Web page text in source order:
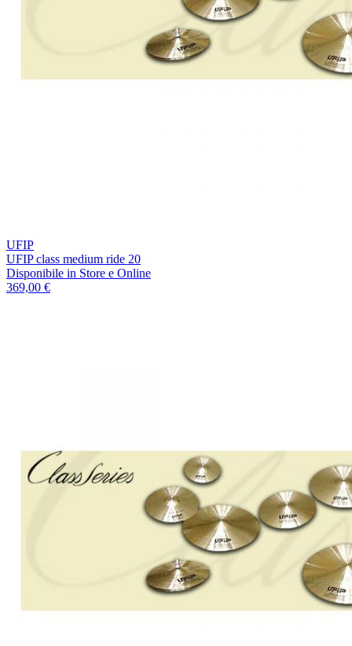
UFIP
UFIP class medium ride 20
Disponibile in Store e Online
369,00 €